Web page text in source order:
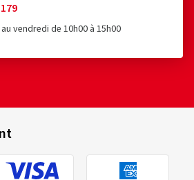
vendredi de 10h00 à 15h00